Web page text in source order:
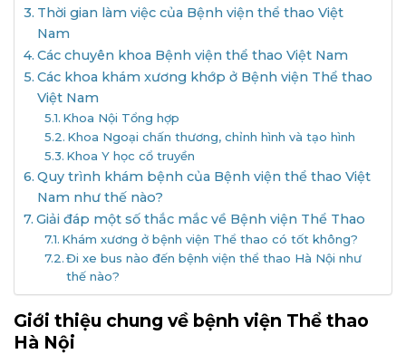
Thời gian làm việc của Bệnh viện thể thao Việt
Nam
Các chuyên khoa Bệnh viện thể thao Việt Nam
Các khoa khám xương khớp ở Bệnh viện Thể thao
Việt Nam
Khoa Nội Tổng hợp
Khoa Ngoại chấn thương, chỉnh hình và tạo hình
Khoa Y học cổ truyền
Quy trình khám bệnh của Bệnh viện thể thao Việt
Nam như thế nào?
Giải đáp một số thắc mắc về Bệnh viện Thể Thao
Khám xương ở bệnh viện Thể thao có tốt không?
Đi xe bus nào đến bệnh viện thể thao Hà Nội như
thế nào?
Giới thiệu chung về bệnh viện Thể thao
Hà Nội